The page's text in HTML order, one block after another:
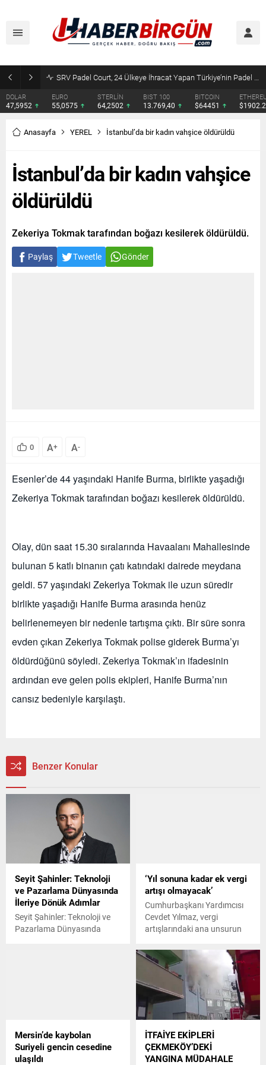
SRV Padel Court, 24 Ülkeye İhracat Yapan Türkiye’nin Padel Kortu Üretim Gücü
DOLAR
47,5952
EURO
55,0575
STERLİN
64,2502
BIST 100
13.769,40
BITCOIN
$64451
Anasayfa YEREL İstanbul’da bir kadın vahşice öldürüldü
İstanbul’da bir kadın vahşice
öldürüldü
Zekeriya Tokmak tarafından boğazı kesilerek öldürüldü.
Paylaş Tweetle Gönder
0 A+ A-
Esenler’de 44 yaşındaki Hanife Burma, birlikte yaşadığı
Zekeriya Tokmak tarafından boğazı kesilerek öldürüldü.
Olay, dün saat 15.30 sıralarında Havaalanı Mahallesinde
bulunan 5 katlı binanın çatı katındaki dairede meydana
geldi. 57 yaşındaki Zekeriya Tokmak ile uzun süredir
birlikte yaşadığı Hanife Burma arasında henüz
belirlenemeyen bir nedenle tartışma çıktı. Bir süre sonra
evden çıkan Zekeriya Tokmak polise giderek Burma’yı
öldürdüğünü söyledi. Zekeriya Tokmak’ın ifadesinin
ardından eve gelen polis ekipleri, Hanife Burma’nın
cansız bedeniyle karşılaştı.
Benzer Konular
Seyit Şahinler: Teknoloji
ve Pazarlama Dünyasında
İleriye Dönük Adımlar
Seyit Şahinler: Teknoloji ve
Pazarlama Dünyasında
‘Yıl sonuna kadar ek vergi
artışı olmayacak’
Cumhurbaşkanı Yardımcısı
Cevdet Yılmaz, vergi
artışlarındaki ana unsurun
yıl sonuna kadar ek bir vergi
artışı olmayacağını söyledi.
Mersin’de kaybolan
Suriyeli gencin cesedine
ulaşıldı
İTFAİYE EKİPLERİ
ÇEKMEKÖY’DEKİ
YANGINA MÜDAHALE